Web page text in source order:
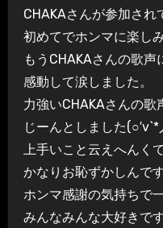
CHAKAさんが参加され
初めてでホンマに楽し
もうCHAKAさんの歌声
感動して涙しました。
力強いCHAKAさんの歌
じーんとしました
上手いこと云えへんくて
かなりお恥ずかしんで
ホンマ感謝の気持ちで
みんなみんな大好きです